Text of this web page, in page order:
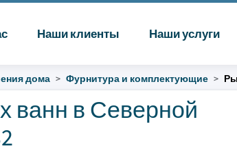
Наши клиенты Наши услуги
дома Фурнитура и комплектующие
ванн в Северной